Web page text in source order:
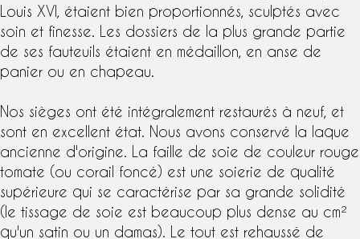
Louis XVI
, étaient bien proportionnés, sculptés avec
soin et finesse. Les dossiers de la plus grande partie
de ses fauteuils étaient en médaillon, en anse de
panier ou en chapeau.
Nos sièges ont été intégralement restaurés à neuf, et
sont en excellent état. Nous avons conservé la laque
ancienne d'origine. La faille de soie de couleur rouge
tomate (ou corail foncé) est une soierie de qualité
supérieure qui se caractérise par sa grande solidité
(le tissage de soie est beaucoup plus dense au cm²
qu'un satin ou un damas). Le tout est rehaussé de